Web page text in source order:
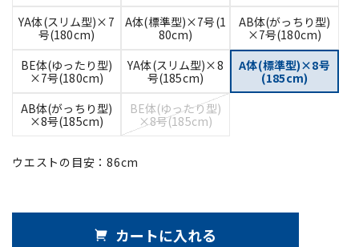
YA体(スリム型)×7
号(180cm)
A体(標準型)×7号(1
80cm)
AB体(がっちり型)
×7号(180cm)
BE体(ゆったり型)
×7号(180cm)
YA体(スリム型)×8
号(185cm)
A体(標準型)×8号
(185cm)
AB体(がっちり型)
×8号(185cm)
BE体(ゆったり型)
×8号(185cm)
ウエストの目安：86cm
カートに入れる